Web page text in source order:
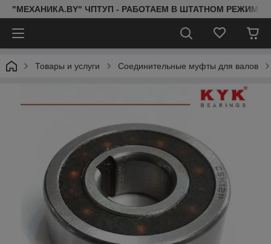
"МЕХАНИКА.BY" ЧПТУП - РАБОТАЕМ В ШТАТНОМ РЕЖИМЕ
Товары и услуги Соединительные муфты для валов